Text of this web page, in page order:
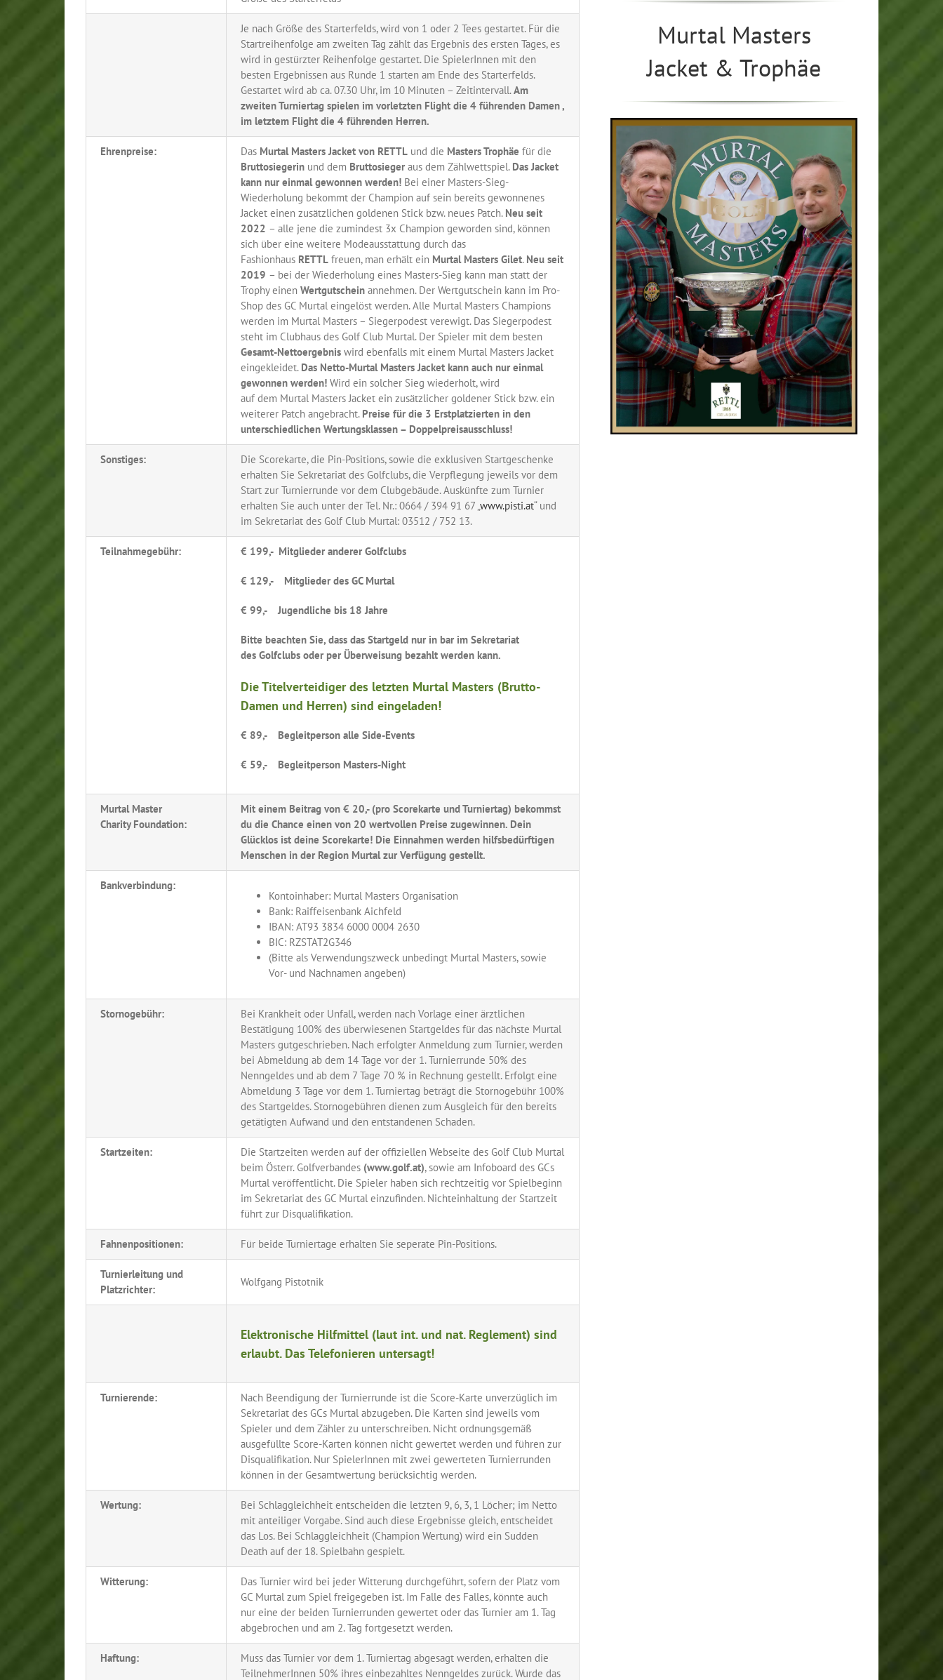
Je nach Größe des Starterfelds, wird von 1 oder 2 Tees gestartet. Für die
Startreihenfolge am zweiten Tag zählt das Ergebnis des ersten Tages, es
wird in gestürzter Reihenfolge gestartet. Die SpielerInnen mit den
besten Ergebnissen aus Runde 1 starten am Ende des Starterfelds.
Gestartet wird ab ca. 07.30 Uhr, im 10 Minuten – Zeitintervall.Am
zweiten Turniertag spielen im vorletzten Flight die 4 führenden Damen ,
im letztem Flight die 4 führenden Herren.
Ehrenpreise: Das Murtal Masters Jacket von RETTL und die Masters Trophäe für die
Bruttosiegerin und dem Bruttosieger aus dem Zählwettspiel. Das Jacket
kann nur einmal gewonnen werden! Bei einer Masters-Sieg-
Wiederholung bekommt der Champion auf sein bereits gewonnenes
Jacket einen zusätzlichen goldenen Stick bzw. neues Patch. Neu seit
2022 – alle jene die zumindest 3x Champion geworden sind, können
sich über eine weitere Modeausstattung durch das
Fashionhaus RETTL freuen, man erhält ein Murtal Masters Gilet. Neu seit
2019 – bei der Wiederholung eines Masters-Sieg kann man statt der
Trophy einen Wertgutschein annehmen. Der Wertgutschein kann im Pro-
Shop des GC Murtal eingelöst werden. Alle Murtal Masters Champions
werden im Murtal Masters – Siegerpodest verewigt. Das Siegerpodest
steht im Clubhaus des Golf Club Murtal. Der Spieler mit dem besten
Gesamt-Nettoergebnis wird ebenfalls mit einem Murtal Masters Jacket
eingekleidet. Das Netto-Murtal Masters Jacket kann auch nur einmal
gewonnen werden! Wird ein solcher Sieg wiederholt, wird
auf dem Murtal Masters Jacket ein zusätzlicher goldener Stick bzw. ein
weiterer Patch angebracht. Preise für die 3 Erstplatzierten in den
unterschiedlichen Wertungsklassen – Doppelpreisausschluss!
Sonstiges:
Die Scorekarte, die Pin-Positions, sowie die exklusiven Startgeschenke
erhalten Sie Sekretariat des Golfclubs, die Verpflegung jeweils vor dem
Start zur Turnierrunde vor dem Clubgebäude. Auskünfte zum Turnier
erhalten Sie auch unter der Tel. Nr.: 0664 / 394 91 67 „www.pisti.at“ und
im Sekretariat des Golf Club Murtal: 03512 / 752 13.
Teilnahmegebühr: € 199,- Mitglieder anderer Golfclubs
€ 129,- Mitglieder des GC Murtal
€ 99,- Jugendliche bis 18 Jahre
Bitte beachten Sie, dass das Startgeld nur in bar im Sekretariat
des Golfclubs oder per Überweisung bezahlt werden kann.
Die Titelverteidiger des letzten Murtal Masters (Brutto-
Damen und Herren) sind eingeladen!
€ 89,- Begleitperson alle Side-Events
€ 59,- Begleitperson Masters-Night
Murtal Master
Charity Foundation:
Mit einem Beitrag von € 20,- (pro Scorekarte und Turniertag) bekommst
du die Chance einen von 20 wertvollen Preise zugewinnen. Dein
Glücklos ist deine Scorekarte! Die Einnahmen werden hilfsbedürftigen
Menschen in der Region Murtal zur Verfügung gestellt.
Bankverbindung:
Kontoinhaber: Murtal Masters Organisation
Bank: Raiffeisenbank Aichfeld
IBAN: AT93 3834 6000 0004 2630
BIC: RZSTAT2G346
(Bitte als Verwendungszweck unbedingt Murtal Masters, sowie
Vor- und Nachnamen angeben)
Stornogebühr:
Bei Krankheit oder Unfall, werden nach Vorlage einer ärztlichen
Bestätigung 100% des überwiesenen Startgeldes für das nächste Murtal
Masters gutgeschrieben. Nach erfolgter Anmeldung zum Turnier, werden
bei Abmeldung ab dem 14 Tage vor der 1. Turnierrunde 50% des
Nenngeldes und ab dem 7 Tage 70 % in Rechnung gestellt. Erfolgt eine
Abmeldung 3 Tage vor dem 1. Turniertag beträgt die Stornogebühr 100%
des Startgeldes. Stornogebühren dienen zum Ausgleich für den bereits
getätigten Aufwand und den entstandenen Schaden.
Startzeiten:
Die Startzeiten werden auf der offiziellen Webseite des Golf Club Murtal
beim Österr. Golfverbandes (www.golf.at), sowie am Infoboard des GCs
Murtal veröffentlicht. Die Spieler haben sich rechtzeitig vor Spielbeginn
im Sekretariat des GC Murtal einzufinden. Nichteinhaltung der Startzeit
führt zur Disqualifikation.
Fahnenpositionen: Für beide Turniertage erhalten Sie seperate Pin-Positions.
Turnierleitung und
Platzrichter:
Wolfgang Pistotnik
Elektronische Hilfmittel (laut int. und nat. Reglement) sind
erlaubt. Das Telefonieren untersagt!
Turnierende:
Nach Beendigung der Turnierrunde ist die Score-Karte unverzüglich im
Sekretariat des GCs Murtal abzugeben. Die Karten sind jeweils vom
Spieler und dem Zähler zu unterschreiben. Nicht ordnungsgemäß
ausgefüllte Score-Karten können nicht gewertet werden und führen zur
Disqualifikation. Nur SpielerInnen mit zwei gewerteten Turnierrunden
können in der Gesamtwertung berücksichtig werden.
Wertung:
Bei Schlaggleichheit entscheiden die letzten 9, 6, 3, 1 Löcher; im Netto
mit anteiliger Vorgabe. Sind auch diese Ergebnisse gleich, entscheidet
das Los. Bei Schlaggleichheit (Champion Wertung) wird ein Sudden
Death auf der 18. Spielbahn gespielt.
Witterung:
Das Turnier wird bei jeder Witterung durchgeführt, sofern der Platz vom
GC Murtal zum Spiel freigegeben ist. Im Falle des Falles, könnte auch
nur eine der beiden Turnierrunden gewertet oder das Turnier am 1. Tag
abgebrochen und am 2. Tag fortgesetzt werden.
Haftung:
Muss das Turnier vor dem 1. Turniertag abgesagt werden, erhalten die
TeilnehmerInnen 50% ihres einbezahltes Nenngeldes zurück. Wurde das
Murtal Masters
Jacket & Trophäe